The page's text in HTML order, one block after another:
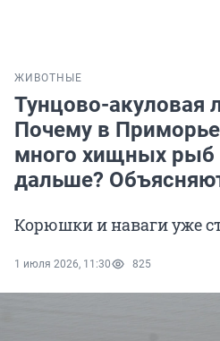
ЖИВОТНЫЕ
Тунцово-акуловая
Почему в
много хищных рыб
дальше?
Корюшки и наваги уже
1 июля 2026, 11:30 825